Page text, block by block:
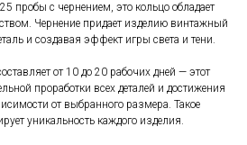
пробы с чернением, это кольцо обладает
Чернение придает изделию винтажный
и создавая эффект игры света и тени.
от 10 до 20 рабочих дней — этот
проработки всех деталей и достижения
от выбранного размера. Такое
уникальность каждого изделия.